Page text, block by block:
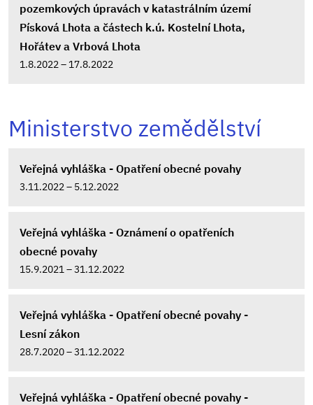
pozemkových úpravách v katastrálním území
Písková Lhota a částech k.ú. Kostelní Lhota,
Hořátev a Vrbová Lhota
1.8.2022 – 17.8.2022
Ministerstvo zemědělství
Veřejná vyhláška - Opatření obecné povahy
3.11.2022 – 5.12.2022
Veřejná vyhláška - Oznámení o opatřeních
obecné povahy
15.9.2021 – 31.12.2022
Veřejná vyhláška - Opatření obecné povahy -
Lesní zákon
28.7.2020 – 31.12.2022
Veřejná vyhláška - Opatření obecné povahy -